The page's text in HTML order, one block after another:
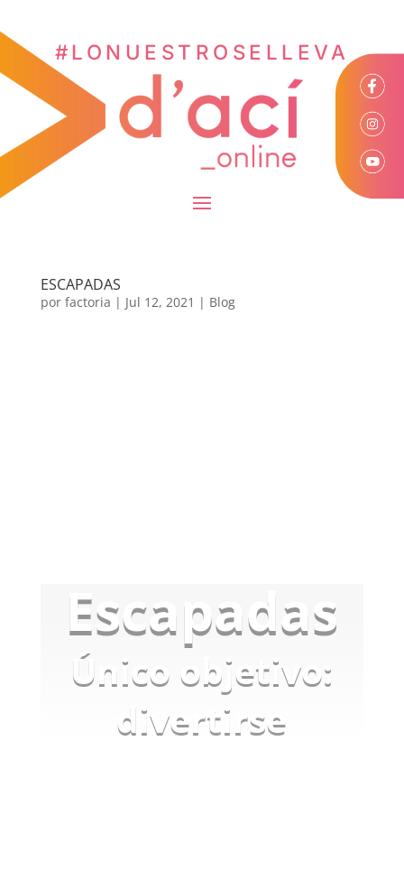
#LONUESTROSELLEVA
ESCAPADAS
por factoria | Jul 12, 2021 | Blog
Escapadas
Único objetivo:
divertirse